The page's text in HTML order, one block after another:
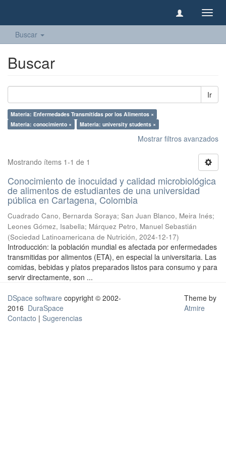
Buscar
Buscar
Ir
Materia: Enfermedades Transmitidas por los Alimentos ×
Materia: conocimiento ×
Materia: university students ×
Mostrar filtros avanzados
Mostrando ítems 1-1 de 1
Conocimiento de inocuidad y calidad microbiológica
de alimentos de estudiantes de una universidad
pública en Cartagena, Colombia
Cuadrado Cano, Bernarda Soraya; San Juan Blanco, Meira Inés;
Leones Gómez, Isabella; Márquez Petro, Manuel Sebastián
(Sociedad Latinoamericana de Nutrición, 2024-12-17)
Introducción: la población mundial es afectada por enfermedades
transmitidas por alimentos (ETA), en especial la universitaria. Las
comidas, bebidas y platos preparados listos para consumo y para
servir directamente, son ...
DSpace software copyright © 2002-
2016 DuraSpace
Contacto | Sugerencias
Theme by
Atmire